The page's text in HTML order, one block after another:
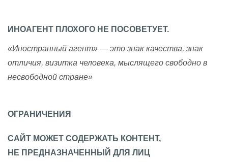
ИНОАГЕНТ ПЛОХОГО НЕ ПОСОВЕТУЕТ.
«Иностранный агент» — это знак качества, знак
отличия, визитка человека, мыслящего свободно в
несвободной стране»
ОГРАНИЧЕНИЯ
САЙТ МОЖЕТ СОДЕРЖАТЬ КОНТЕНТ,
НЕ ПРЕДНАЗНАЧЕННЫЙ ДЛЯ ЛИЦ